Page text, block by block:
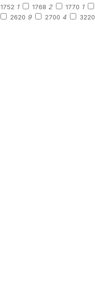
1752 1 1768 2 1770 1
2620 9 2700 4 3220